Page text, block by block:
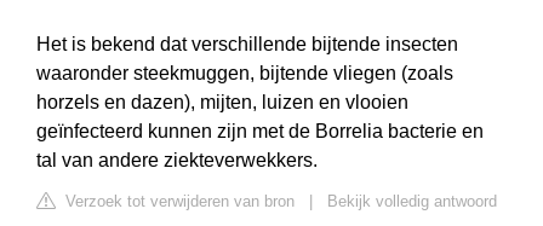
Het is bekend dat verschillende bijtende insecten
waaronder steekmuggen, bijtende vliegen (zoals
horzels en dazen), mijten, luizen en vlooien
geïnfecteerd kunnen zijn met de Borrelia bacterie en
tal van andere ziekteverwekkers.
Verzoek tot verwijderen van bron
Bekijk volledig antwoord